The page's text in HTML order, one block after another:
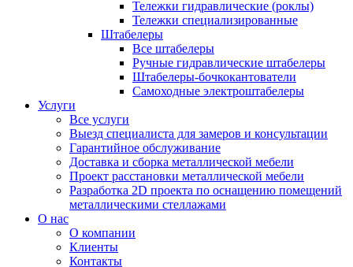
Тележки гидравлические (роклы)
Тележки специализированные
Штабелеры
Все штабелеры
Ручные гидравлические штабелеры
Штабелеры-бочкокантователи
Самоходные электроштабелеры
Услуги
Все услуги
Выезд специалиста для замеров и консультации
Гарантийное обслуживание
Доставка и сборка металлической мебели
Проект расстановки металлической мебели
Разработка 2D проекта по оснащению помещений
металлическими стеллажами
О нас
О компании
Клиенты
Контакты